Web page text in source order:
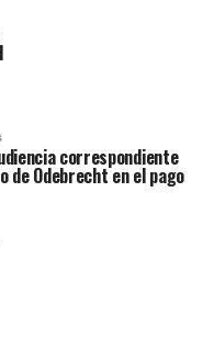
correspondiente
de Odebrecht en el pago